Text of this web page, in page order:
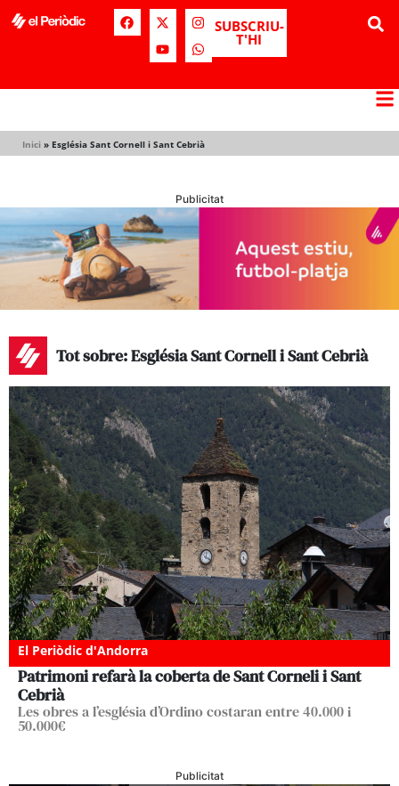
SUBSCRIU-
T'HI
Inici » Església Sant Cornell i Sant Cebrià
Publicitat
Tot sobre: Església Sant Cornell i Sant Cebrià
El Periòdic d'Andorra
Patrimoni refarà la coberta de Sant Corneli i Sant
Cebrià
Les obres a l’església d’Ordino costaran entre 40.000 i
50.000€
Publicitat